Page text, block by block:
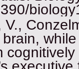
V.,